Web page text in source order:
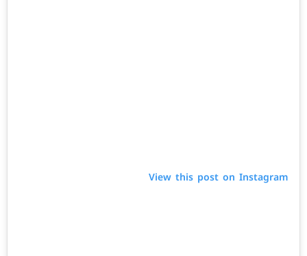
View this post on Instagram